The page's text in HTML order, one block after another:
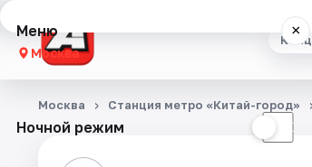
Меню ×
Москва
Концерты
Ночной режим ☾
Москва Станция метро «Китай-город»